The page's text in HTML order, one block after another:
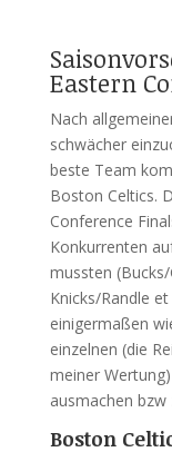
Eastern
Nach
schwächer
beste Team
Boston Celtics.
Conference
Konkurrenten
mussten
Knicks/Randle
einigermaßen
einzelnen (die
meiner
ausmachen bzw
Boston